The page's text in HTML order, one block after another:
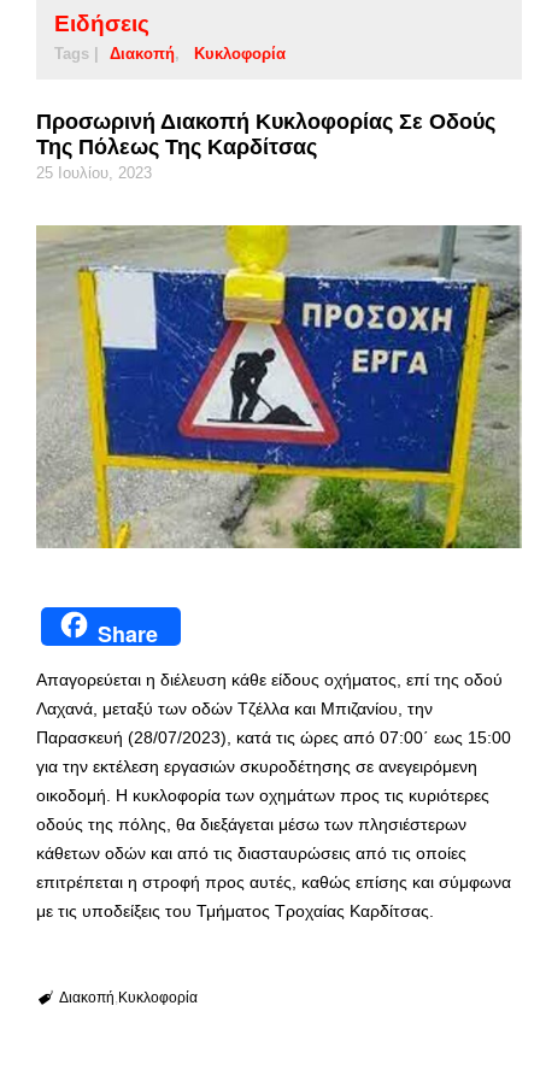
Ειδήσεις
Tags | Διακοπή Κυκλοφορία
Προσωρινή Διακοπή Κυκλοφορίας Σε Οδούς
Της Πόλεως Της Καρδίτσας
25 Ιουλίου, 2023
Share
Απαγορεύεται η διέλευση κάθε είδους οχήματος, επί της οδού
Λαχανά, μεταξύ των οδών Τζέλλα και Μπιζανίου, την
Παρασκευή (28/07/2023), κατά τις ώρες από 07:00΄ εως 15:00
για την εκτέλεση εργασιών σκυροδέτησης σε ανεγειρόμενη
οικοδομή. Η κυκλοφορία των οχημάτων προς τις κυριότερες
οδούς της πόλης, θα διεξάγεται μέσω των πλησιέστερων
κάθετων οδών και από τις διασταυρώσεις από τις οποίες
επιτρέπεται η στροφή προς αυτές, καθώς επίσης και σύμφωνα
με τις υποδείξεις του Τμήματος Τροχαίας Καρδίτσας.
Διακοπή Κυκλοφορία